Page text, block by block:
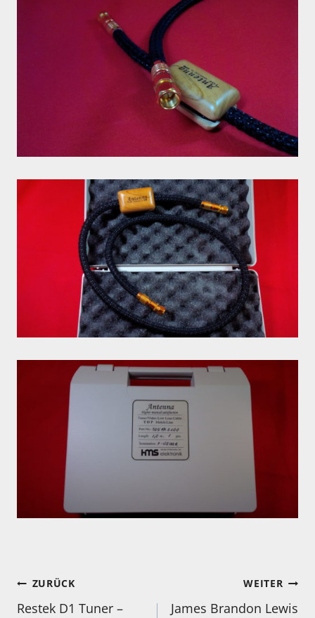
Beitragsnavigation
ZURÜCK
Restek D1 Tuner –
WEITER
James Brandon Lewis